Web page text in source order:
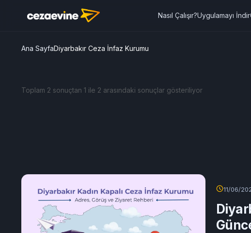
Nasıl Çalışır?Uygulamayı İndir
Ana SayfaDiyarbakır Ceza İnfaz Kurumu
Toplam 2 sonuçtan 1 ile 2 arasındaki sonuçlar gösteriliyor
11/06/